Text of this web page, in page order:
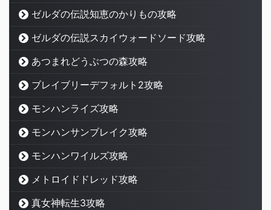
ゼルダの伝説知恵のかりもの攻略
ゼルダの伝説スカイウォードソード攻略
あつまれどうぶつの森攻略
ブレイブリーデフォルト2攻略
モンハンライズ攻略
モンハンサンブレイク攻略
モンハンワイルズ攻略
メトロイドドレッド攻略
真女神転生3攻略